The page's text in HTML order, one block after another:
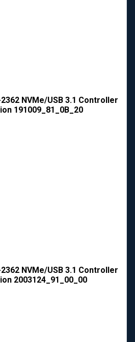
NVMe/USB 3.1 Controller
191009_81_0B_20
NVMe/USB 3.1 Controller
2003124_91_00_00